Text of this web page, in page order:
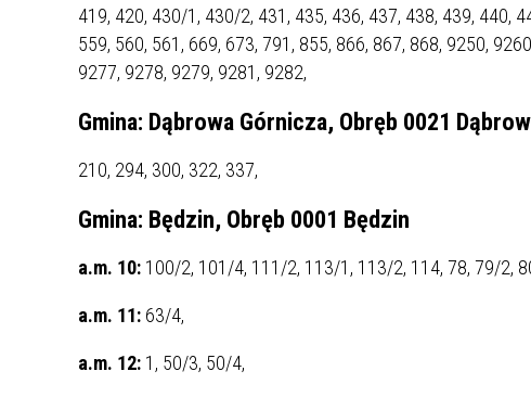
PROJEKT EKOLIDERKI
WZMOCNIENIE PROCESU
SPRAWIEDLIWEJ TRANSFORMACJI
ŚLĄSKA
PRACA W
KONKURS FOTOGRAFICZNY
„METROPOLIA. PRZEZ PRYZMAT
WODY”
NAJLEPSZĄ
PRZEPROWADZENIA OCENY
419, 420, 430/1, 430/2, 431, 435, 436, 437, 438, 439, 440,
559, 560, 561, 669, 673, 791, 855, 866, 867, 868, 9250,
9277, 9278, 9279, 9281, 9282,
Gmina: Dąbrowa Górnicza, Obręb 0021
210, 294, 300, 322, 337,
Gmina: Będzin, Obręb 0001 Będzin
a.m. 10: 100/2, 101/4, 111/2, 113/1, 113/2, 114, 78, 79/2,
a.m. 11: 63/4,
a.m. 12: 1, 50/3, 50/4,